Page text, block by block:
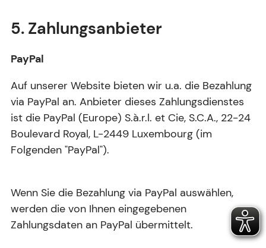
5. Zahlungsanbieter
PayPal
Auf unserer Website bieten wir u.a. die Bezahlung
via PayPal an. Anbieter dieses Zahlungsdienstes
ist die PayPal (Europe) S.à.r.l. et Cie, S.C.A., 22-24
Boulevard Royal, L-2449 Luxembourg (im
Folgenden "PayPal").
Wenn Sie die Bezahlung via PayPal auswählen,
werden die von Ihnen eingegebenen
Zahlungsdaten an PayPal übermittelt.